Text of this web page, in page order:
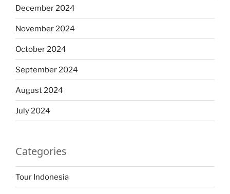
December 2024
November 2024
October 2024
September 2024
August 2024
July 2024
Categories
Tour Indonesia